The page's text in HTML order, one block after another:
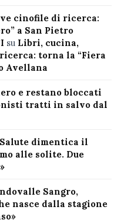
cinofile di ricerca:
a San Pietro
su Libri, cucina,
torna la “Fiera
Avellana
e restano bloccati
tratti in salvo dal
dimentica il
alle solite. Due
Sangro,
nasce dalla stagione